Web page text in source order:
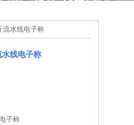
流水线电子称
水线电子称
子称